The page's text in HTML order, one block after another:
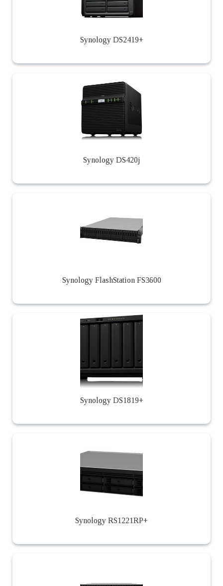
Synology DS2419+
Synology DS420j
Synology FlashStation FS3600
Synology DS1819+
Synology RS1221RP+